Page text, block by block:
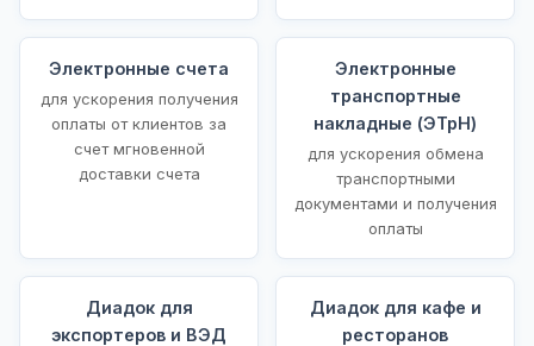
Электронные счета
для ускорения получения
оплаты от клиентов за
счет мгновенной
доставки счета
Электронные
транспортные
накладные (ЭТрН)
для ускорения обмена
транспортными
документами и получения
оплаты
Диадок для
экспортеров и ВЭД
Диадок для кафе и
ресторанов